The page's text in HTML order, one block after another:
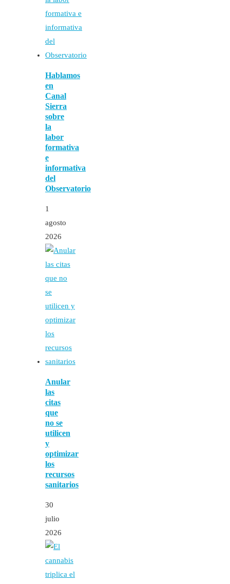
Hablamos
en
Canal
Sierra
sobre
la
labor
formativa
e
informativa
del
Observatorio
1
agosto
2026
Anular
las
citas
que
no se
utilicen
y
optimizar
los
recursos
sanitarios
30
julio
2026